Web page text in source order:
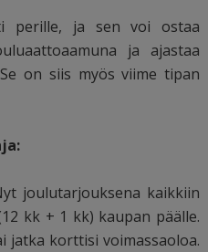
perille, ja sen voi ostaa
ja ajastaa
on siis myös viime tipan
joulutarjouksena kaikkiin
kk + 1 kk) kaupan päälle.
jatka korttisi voimassaoloa.